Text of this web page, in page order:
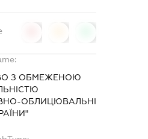
З ОБМЕЖЕНОЮ
ОБЛИЦЮВАЛЬНІ